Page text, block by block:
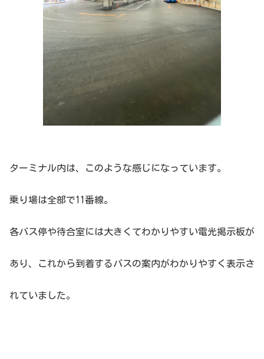
ターミナル内は、このような感じになっています。
乗り場は全部で11番線。
各バス停や待合室には大きくてわかりやすい電光掲示板が
あり、これから到着するバスの案内がわかりやすく表示さ
れていました。